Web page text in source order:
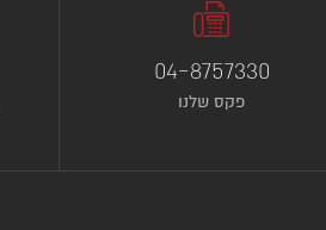
04-8757330
פקס שלנו